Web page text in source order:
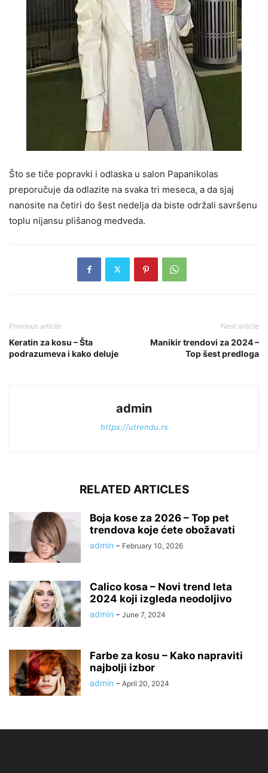
Što se tiče popravki i odlaska u salon Papanikolas
preporučuje da odlazite na svaka tri meseca, a da sjaj
nanosite na četiri do šest nedelja da biste održali savršenu
toplu nijansu plišanog medveda.
Previous article
Keratin za kosu – Šta
podrazumeva i kako deluje
Next article
Manikir trendovi za 2024 –
Top šest predloga
admin
https://utrendu.rs
RELATED ARTICLES
Boja kose za 2026 – Top pet
trendova koje ćete obožavati
admin - February 10, 2026
Calico kosa – Novi trend leta
2024 koji izgleda neodoljivo
admin - June 7, 2024
Farbe za kosu – Kako napraviti
najbolji izbor
admin - April 20, 2024